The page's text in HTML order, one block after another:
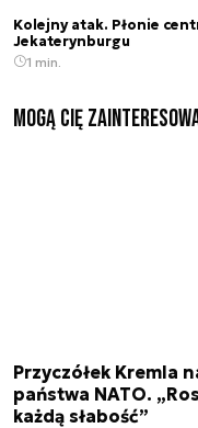
Kolejny atak. Płonie
Jekaterynburgu
1 min.
Mogą Cię
Przyczółek Kremla
państwa NATO.
każdą słabość”